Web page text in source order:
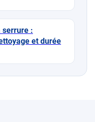
serrure :
et durée